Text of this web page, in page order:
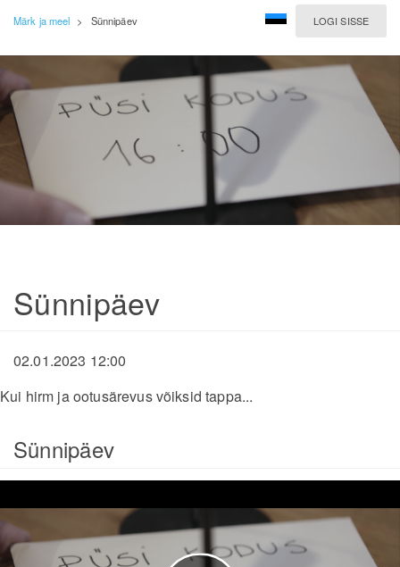
LOGI SISSE
Märk ja meel > Sünnipäev
Sünnipäev
02.01.2023 12:00
Kui hirm ja ootusärevus võiksid tappa...
Sünnipäev